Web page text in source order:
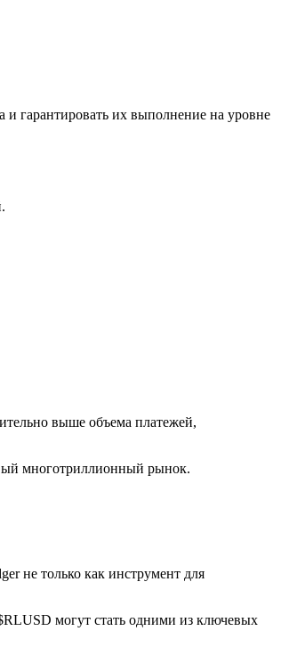
и гарантировать их выполнение на уровне
выше объема платежей,
многотриллионный рынок.
не только как инструмент для
могут стать одними из ключевых